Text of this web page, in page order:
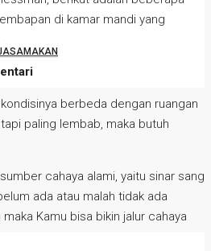
di kamar mandi yang
berbeda dengan ruangan
paling lembab, maka butuh
cahaya alami, yaitu sinar sang
ada atau malah tidak ada
Kamu bisa bikin jalur cahaya